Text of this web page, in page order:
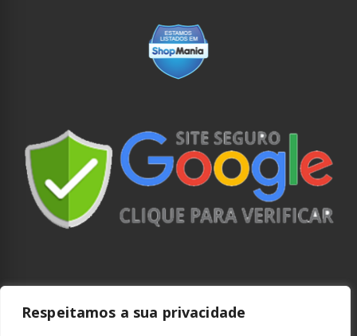
Respeitamos a sua privacidade